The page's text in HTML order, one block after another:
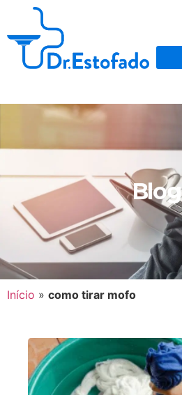
Blog
Início » como tirar mofo